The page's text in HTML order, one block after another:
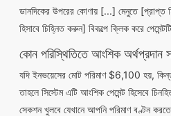
ডানদিকের উপরের কোণায় [...] মেনুতে [প্রাপ্ত
হিসাবে চিহ্নিত করুন] বিকল্পে ক্লিক করে
কোন পরিস্থিতিতে আংশিক অর্থপ্রদান
যদি ইনভয়েসের মোট পরিমাণ $6,100 হয়,
তাহলে সিস্টেম এটি আংশিক পেমেন্ট হিসেবে
সেকশন খুলবে যেখানে আপনি পরিমাণ বণ্টন